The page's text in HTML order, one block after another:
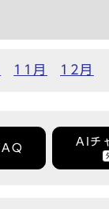
11月 12月
AIチ